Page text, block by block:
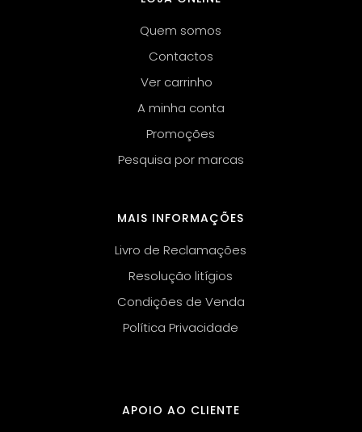
Quem somos
Contactos
Ver carrinho
A minha conta
Promoções
Pesquisa por marcas
MAIS INFORMAÇÕES
Livro de Reclamações
Resolução litígios
Condições de Venda
Política Privacidade
APOIO AO CLIENTE